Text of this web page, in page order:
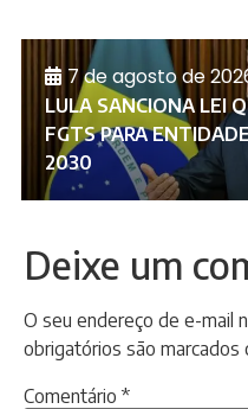
7 de agosto de
LULA SANCIONA LEI
FGTS PARA
2030
Deixe um
O seu endereço de e-mail
obrigatórios são marcados
Comentário *